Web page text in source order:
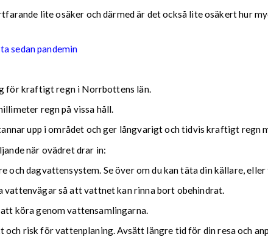
lite osäker och därmed är det också lite osäkert hur
sedan pandemin
för kraftigt regn i Norrbottens län.
regn på vissa håll.
upp i området och ger långvarigt och tidvis kraftigt
när ovädret drar in:
och dagvattensystem. Se över om du kan täta din källare,
vattenvägar så att vattnet kan rinna bort obehindrat.
köra genom vattensamlingarna.
och risk för vattenplaning. Avsätt längre tid för din resa och